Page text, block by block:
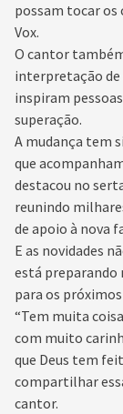
possam tocar os
Vox.
O cantor
interpretação de
inspiram
superação.
A mudança tem
que
destacou no
reunindo
de apoio à nova
E as novidades
está preparando
para os
“Tem muita
com muito
que Deus tem
compartilhar
cantor.